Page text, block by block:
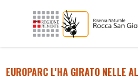
EUROPARC L'HA GIRATO NELLE